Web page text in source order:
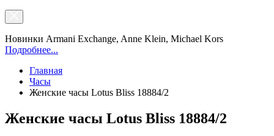
Новинки Armani Exchange, Anne Klein, Michael Kors
Подробнее...
Главная
Часы
Женские часы Lotus Bliss 18884/2
Женские часы Lotus Bliss 18884/2